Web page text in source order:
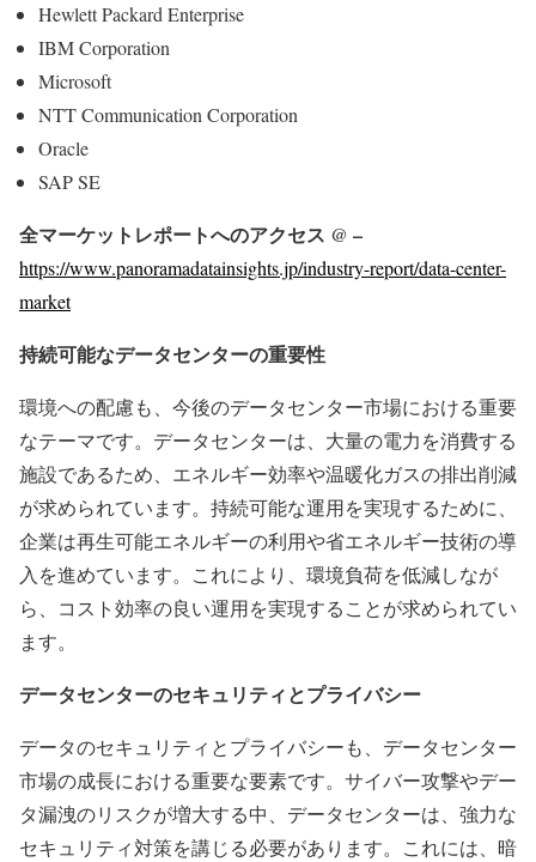
Hewlett Packard Enterprise
IBM Corporation
Microsoft
NTT Communication Corporation
Oracle
SAP SE
全マーケットレポートへのアクセス @ –
https://www.panoramadatainsights.jp/industry-report/data-center-
market
持続可能なデータセンターの重要性
環境への配慮も、今後のデータセンター市場における重要
なテーマです。データセンターは、大量の電力を消費する
施設であるため、エネルギー効率や温暖化ガスの排出削減
が求められています。持続可能な運用を実現するために、
企業は再生可能エネルギーの利用や省エネルギー技術の導
入を進めています。これにより、環境負荷を低減しなが
ら、コスト効率の良い運用を実現することが求められてい
ます。
データセンターのセキュリティとプライバシー
データのセキュリティとプライバシーも、データセンター
市場の成長における重要な要素です。サイバー攻撃やデー
タ漏洩のリスクが増大する中、データセンターは、強力な
セキュリティ対策を講じる必要があります。これには、暗